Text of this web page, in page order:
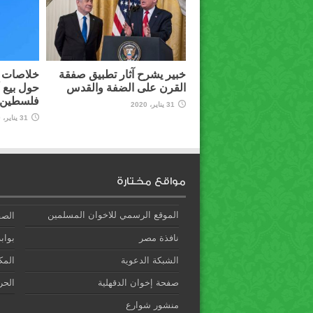
خبير يشرح آثار تطبيق صفقة
القرن على الضفة والقدس
31 يناير، 2020
خلاصات
حول بيع
فلسطين
31 يناير، 2020
مواقع مختارة
الموقع الرسمي للاخوان المسلمين
نافذة مصر
الشبكة الدعوية
صفحة إخوان الدقهلية
منشور شوارع